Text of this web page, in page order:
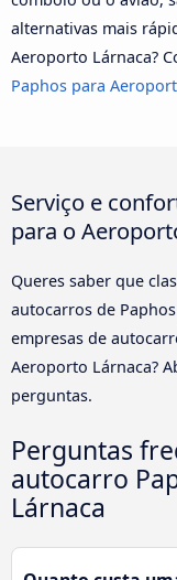
alternativas mais
Aeroporto Lárnaca?
Paphos para
Serviço e
para o
Queres saber que
autocarros de
empresas de
Aeroporto Lárnaca?
perguntas.
Perguntas
autocarro
Lárnaca